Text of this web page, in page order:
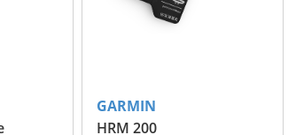
GARMIN
HRM 200